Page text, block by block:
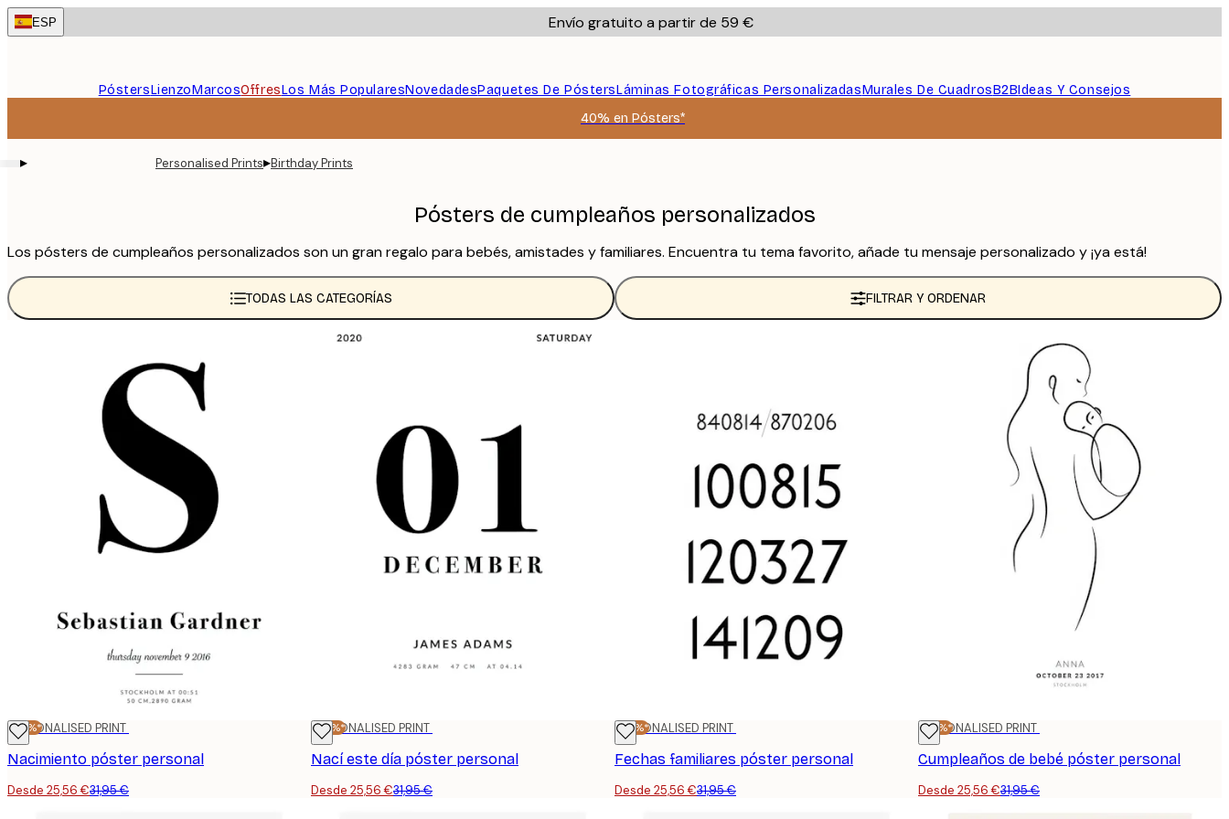
Skip
to
ESP Envío gratuito a partir de 59 €
PóstersLienzoMarcosOffresLos Más PopularesNovedadesPaquetes De PóstersLáminas Fotográficas PersonalizadasMurales De CuadrosB2BIdeas Y Consejos
40% en Pósters*
▸ Personalised Prints▸Birthday Prints
Pósters de cumpleaños personalizados
Los pósters de cumpleaños personalizados son un gran regalo para bebés, amistades y familiares. Encuentra tu tema favorito, añade tu mensaje personalizado y ¡ya está!
TODAS LAS CATEGORÍAS FILTRAR Y ORDENAR
-20%*
PERSONALISED PRINT
Nacimiento póster personal
Desde 25,56 €31,95 €
-20%*
PERSONALISED PRINT
Nací este día póster personal
Desde 25,56 €31,95 €
-20%*
PERSONALISED PRINT
Fechas familiares póster personal
Desde 25,56 €31,95 €
-20%*
PERSONALISED PRINT
Cumpleaños de bebé póster personal
Desde 25,56 €31,95 €